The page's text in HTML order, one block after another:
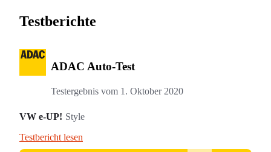
Testberichte
ADAC Auto-Test
Testergebnis vom 1. Oktober 2020
VW e-UP! Style
Testbericht lesen